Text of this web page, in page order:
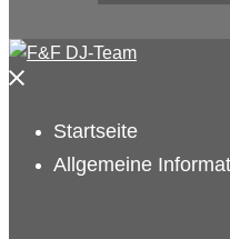
Menü
Startseite
Allgemeine